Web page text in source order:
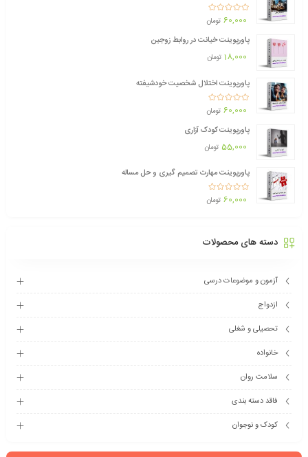
2.54 از 5 60,000 تومان
پاورپوینت خیانت در روابط زوجین
18,000 تومان
پاورپوینت اختلال شخصیت خودشیفته
3.00 از 5 60,000 تومان
پاورپوینت کودک آزاری
55,000 تومان
پاورپوینت مهارت تصمیم گیری و حل مساله
3.03 از 5 60,000 تومان
دسته های محصولات
آزمون و موضوعات درسی
ازدواج
تحصیلی و شغلی
خانواده
سلامت روان
فاقد دسته بندی
کودک و نوجوان